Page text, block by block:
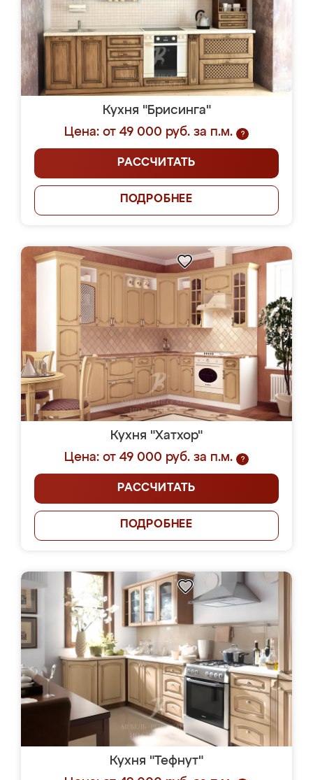
Кухня "Брисинга"
Цена: от 49 000 руб. за п.м.
?
РАССЧИТАТЬ
ПОДРОБНЕЕ
Кухня "Хатхор"
Цена: от 49 000 руб. за п.м.
?
РАССЧИТАТЬ
ПОДРОБНЕЕ
Кухня "Тефнут"